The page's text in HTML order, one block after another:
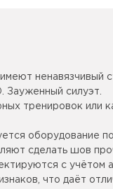
ненавязчивый
Зауженный силуэт.
тренировок или
оборудование
сделать шов
с учётом
что даёт